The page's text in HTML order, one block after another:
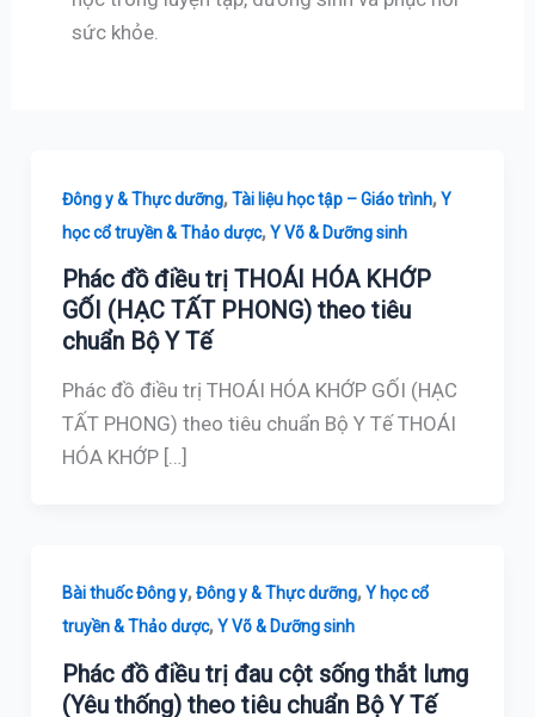
sức khỏe.
Đông y & Thực dưỡng,Tài liệu học tập – Giáo trình,Y
học cổ truyền & Thảo dược,Y Võ & Dưỡng sinh
Phác đồ điều trị THOÁI HÓA KHỚP
GỐI (HẠC TẤT PHONG) theo tiêu
chuẩn Bộ Y Tế
Phác đồ điều trị THOÁI HÓA KHỚP GỐI (HẠC
TẤT PHONG) theo tiêu chuẩn Bộ Y Tế THOÁI
HÓA KHỚP […]
Bài thuốc Đông y,Đông y & Thực dưỡng,Y học cổ
truyền & Thảo dược,Y Võ & Dưỡng sinh
Phác đồ điều trị đau cột sống thắt lưng
(Yêu thống) theo tiêu chuẩn Bộ Y Tế